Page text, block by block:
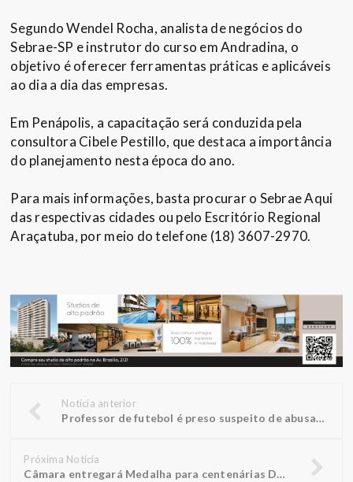
Segundo Wendel Rocha, analista de negócios do
Sebrae-SP e instrutor do curso em Andradina, o
objetivo é oferecer ferramentas práticas e aplicáveis
ao dia a dia das empresas.
Em Penápolis, a capacitação será conduzida pela
consultora Cibele Pestillo, que destaca a importância
do planejamento nesta época do ano.
Para mais informações, basta procurar o Sebrae Aqui
das respectivas cidades ou pelo Escritório Regional
Araçatuba, por meio do telefone (18) 3607-2970.
Notícia anterior
Professor de futebol é preso suspeito de abusar sexualmente de alunos em Araçatuba
Próxima Notícia
Câmara entregará Medalha para centenárias Doralice e Rosália